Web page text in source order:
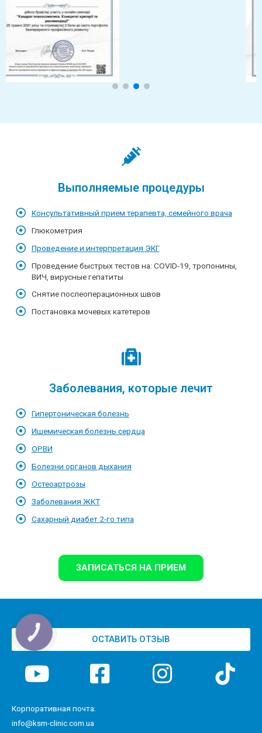
Выполняемые процедуры
Консультативный прием терапевта, семейного врача
Глюкометрия
Проведение и интерпретация ЭКГ
Проведение быстрых тестов на: COVID-19, тропонины,
ВИЧ, вирусные гепатиты
Снятие послеоперационных швов
Постановка мочевых катетеров
Заболевания, которые лечит
Гипертоническая болезнь
Ишемическая болезнь сердца
ОРВИ
Болезни органов дыхания
Остеоартрозы
Заболевания ЖКТ
Сахарный диабет 2-го типа
ЗАПИСАТЬСЯ НА ПРИЕМ
ОСТАВИТЬ ОТЗЫВ
Корпоративная почта:
info@ksm-clinic.com.ua